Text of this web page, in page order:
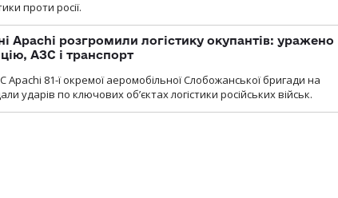
проти росії.
Apachi розгромили логістику окупантів: уражено
АЗС і транспорт
81-ї окремої аеромобільної Слобожанської бригади на
ударів по ключових об’єктах логістики російських військ.